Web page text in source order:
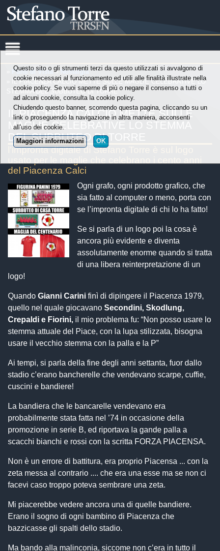
Punti di Vista » Nostalgia
» IL PIACENZA CALCIO METTE SULLE MAGLIE CELEBRATIVE LO
STEMMA DEL SUBBUTEO DI TORRE
IL PIACENZA CALCIO METTE SULLE
MAGLIE CELEBRATIVE LO STEMMA
DEL SUBBUTEO DI TORRE
l'impronta digitale di Stefano Torre è sul logo
del Piacenza Calci
Ogni grafo, ogni prodotto grafico, che
sia fatto al computer o meno, porta con
se l’impronta digitale di chi lo ha fatto!
Se si parla di un logo poi la cosa è
ancora più evidente e diventa
assolutamente enorme quando si tratta
di una libera reinterpretazione di un
logo!
Quando Gianni Carini finì di dipingere il Piacenza 1979,
quello nel quale giocavano Secondini, Skodlung,
Crepaldi e Fiorini, il mio problema fu: “Non posso usare lo
stemma attuale del Piace, con la lupa stilizzata, bisogna
usare il vecchio stemma con la palla e la P”
Ai tempi, si parla della fine degli anni settanta, fuor dallo
stadio c’erano bancherelle che vendevano scarpe, cuffie,
cuscini e bandiere!
La bandiera che le bancarelle vendevano era
probabilmente stata fatta nel ’74 in occasione della
promozione in serie B, ed riportava la gande palla a
scacchi bianchi e rossi con la scritta FORZA PIACENSA.
Non è un errore di battitura, era proprio Piacensa ... con la
zeta messa al contrario .... che era una esse ma se non ci
facevi caso troppo poteva sembrare una zeta.
Mi piacerebbe vedere ancora una di quelle bandiere.
Erano il sogno di ogni bambino di Piacenza che
bazzicasse gli spalti dello stadio.
Ma bando alla malinconia, siccome non c’era in tutto il
Questo sito o gli strumenti terzi da questo utilizzati si avvalgono di
cookie necessari al funzionamento ed utili alle finalità illustrate nella
cookie policy. Se vuoi saperne di più o negare il consenso a tutti o
ad alcuni cookie, consulta la cookie policy.
Chiudendo questo banner, scorrendo questa pagina, cliccando su un
link o proseguendo la navigazione in altra maniera, acconsenti
all’uso dei cookie.
Maggiori informazioni
OK